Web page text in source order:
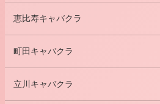
恵比寿キャバクラ
町田キャバクラ
立川キャバクラ